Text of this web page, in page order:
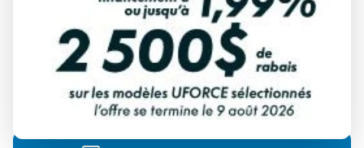
BATEAUX LEGEND 2024
15 CRUISE
À partir de
34 999 $